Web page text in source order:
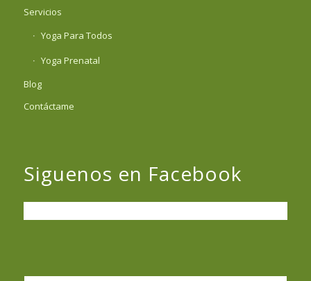
Servicios
Yoga Para Todos
Yoga Prenatal
Blog
Contáctame
Siguenos en Facebook